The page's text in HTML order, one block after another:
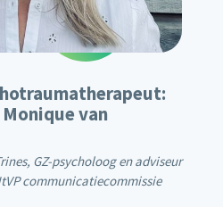
van
GZ-psycholoog en adviseur
communicatiecommissie